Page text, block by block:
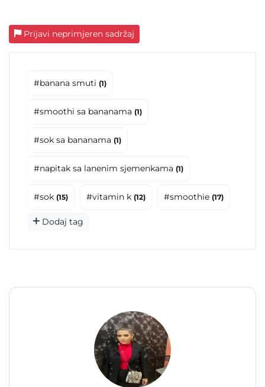
Prijavi neprimjeren sadržaj
#banana smuti (1)
#smoothi sa bananama (1)
#sok sa bananama (1)
#napitak sa lanenim sjemenkama (1)
#sok (15) #vitamin k (12) #smoothie (17)
Dodaj tag